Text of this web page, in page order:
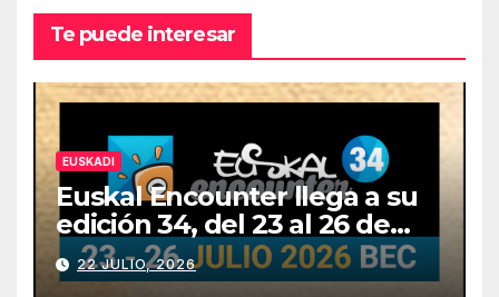
Te puede interesar
EUSKADI
Euskal Encounter llega a su
edición 34, del 23 al 26 de
julio
22 JULIO, 2026